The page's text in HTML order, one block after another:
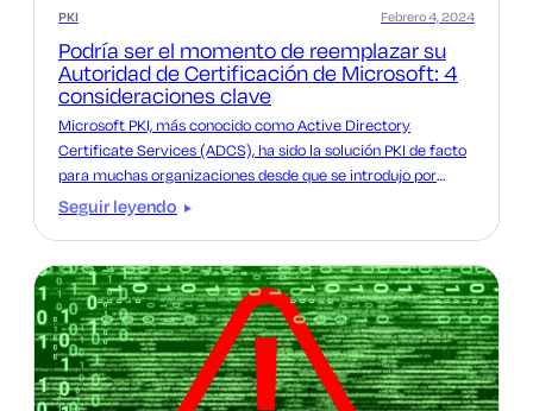
PKI
Podría ser el momento de reemplazar su
Autoridad de Certificación de Microsoft: 4
consideraciones clave
Febrero 4, 2024
Microsoft PKI, más conocido como Active Directory
Certificate Services (ADCS), ha sido la solución PKI de facto
para muchas organizaciones desde que se introdujo por
primera vez en el año 2000.
Seguir leyendo